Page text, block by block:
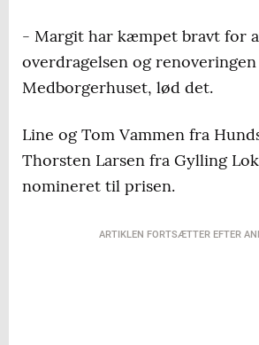
- Margit har kæmpet bravt for
overdragelsen og renoveringen
Medborgerhuset, lød det.
Line og Tom Vammen fra
Thorsten Larsen fra Gylling
nomineret til prisen.
ARTIKLEN FORTSÆTTER EFTER